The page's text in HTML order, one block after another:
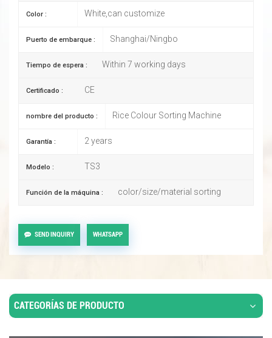
Color : White,can customize
Puerto de embarque : Shanghai/Ningbo
Tiempo de espera : Within 7 working days
Certificado : CE
nombre del producto : Rice Colour Sorting Machine
Garantía : 2 years
Modelo : TS3
Función de la máquina : color/size/material sorting
SEND INQUIRY WHATSAPP
CATEGORÍAS DE PRODUCTO